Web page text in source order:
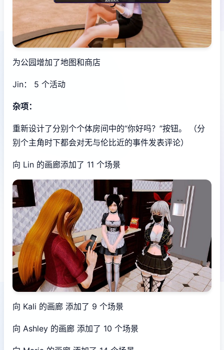
为公园增加了地图和商店
Jin： 5 个活动
杂项：
重新设计了分别个个体房间中的“你好吗？”按钮。 （分
别个主角时下都会对无与伦比近的事件发表评论）
向 Lin 的画廊添加了 11 个场景
向 Kali 的画廊 添加了 9 个场景
向 Ashley 的画廊 添加了 10 个场景